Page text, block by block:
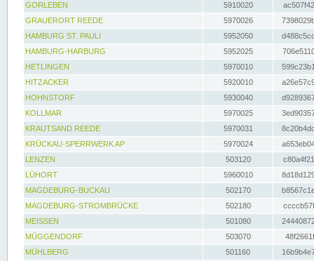
GORLEBEN
5910020
GRAUERORT REEDE
5970026
HAMBURG ST. PAULI
5952050
HAMBURG-HARBURG
5952025
HETLINGEN
5970010
HITZACKER
5920010
HOHNSTORF
5930040
KOLLMAR
5970025
KRAUTSAND REEDE
5970031
KRÜCKAU-SPERRWERK AP
5970024
LENZEN
503120
LÜHORT
5960010
MAGDEBURG-BUCKAU
502170
MAGDEBURG-STROMBRÜCKE
502180
MEISSEN
501080
MÜGGENDORF
503070
MÜHLBERG
501160